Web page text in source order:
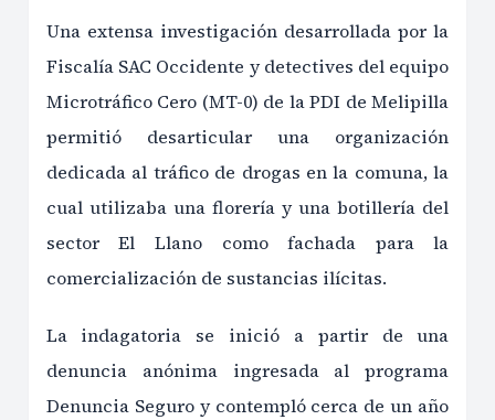
Una extensa investigación desarrollada por la
Fiscalía SAC Occidente y detectives del equipo
Microtráfico Cero (MT-0) de la PDI de Melipilla
permitió desarticular una organización
dedicada al tráfico de drogas en la comuna, la
cual utilizaba una florería y una botillería del
sector El Llano como fachada para la
comercialización de sustancias ilícitas.
La indagatoria se inició a partir de una
denuncia anónima ingresada al programa
Denuncia Seguro y contempló cerca de un año